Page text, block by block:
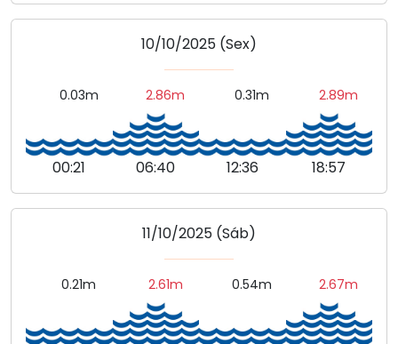
10/10/2025 (Sex)
0.03m
00:21
2.86m
06:40
0.31m
12:36
2.89m
18:57
11/10/2025 (Sáb)
0.21m 2.61m 0.54m 2.67m